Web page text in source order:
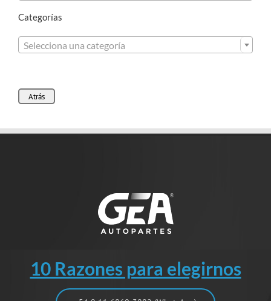
Categorías
Selecciona una categoría
Atrás
10 Razones para elegirnos